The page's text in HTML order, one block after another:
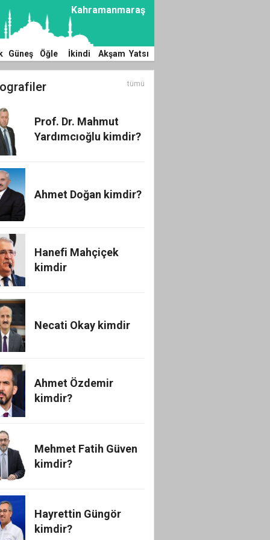
Mustafa KAPLAN
TÜRKİYE
DEMOKRASİSİNDE
SON NOKTA!
Kahramanmaraş
Güneş Öğle İkindi Akşam Yatsı
tümü
Prof. Dr. Mahmut
Yardımcıoğlu kimdir?
Ahmet Doğan kimdir?
Hanefi Mahçiçek
kimdir
Necati Okay kimdir
Ahmet Özdemir
kimdir?
Mehmet Fatih Güven
kimdir?
Hayrettin Güngör
kimdir?